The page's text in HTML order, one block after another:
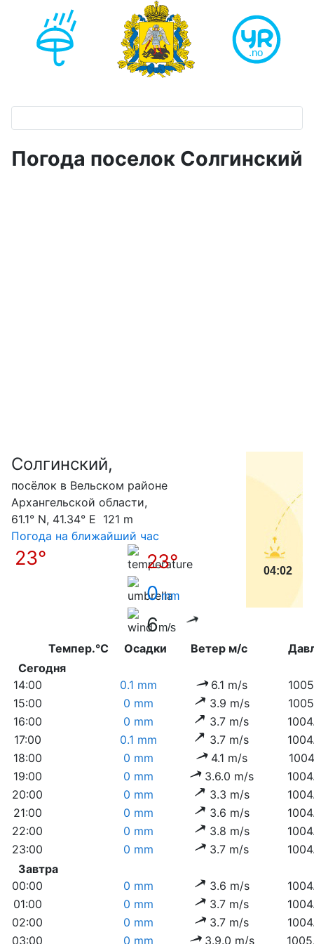
Погода поселок Солгинский
Солгинский,
посёлок в Вельском районе
Архангельской области,
61.1° N, 41.34° E 121 m
Погода на ближайший час
23°
23°
0mm
6m/s
04:02
Темпер.°C Осадки Ветер м/с
Сегодня
14:00
0.1 mm 6.1 m/s
15:00
0 mm 3.9 m/s
16:00
0 mm 3.7 m/s
17:00
0.1 mm 3.7 m/s
18:00
0 mm 4.1 m/s
19:00
0 mm 3.6.0 m/s
20:00
0 mm 3.3 m/s
21:00
0 mm 3.6 m/s
22:00
0 mm 3.8 m/s
23:00
0 mm 3.7 m/s
Завтра
00:00
0 mm 3.6 m/s
01:00
0 mm 3.7 m/s
02:00
0 mm 3.7 m/s
03:00
0 mm 3.9.0 m/s